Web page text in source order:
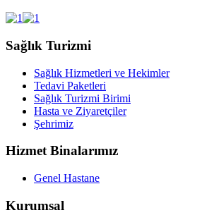
Sağlık Turizmi
Sağlık Hizmetleri ve Hekimler
Tedavi Paketleri
Sağlık Turizmi Birimi
Hasta ve Ziyaretçiler
Şehrimiz
Hizmet Binalarımız
Genel Hastane
Kurumsal